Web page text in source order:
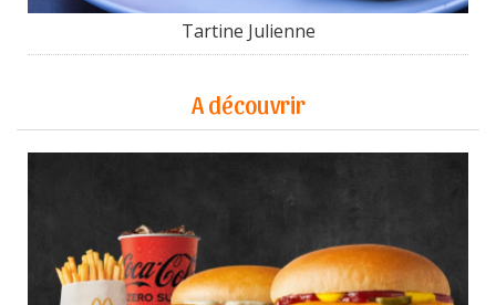
Tartine Julienne
A découvrir